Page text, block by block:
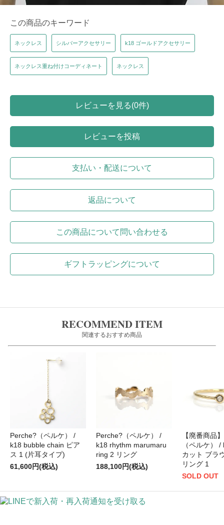
この商品のキーワード
ネックレス シルバーアクセサリー k18 ゴールドアクセサリー
ネックレス重ね付けコーディネート ネックレス
レビューを見る(0件)
レビューを投稿
支払い・配送について
返品について
この商品について問い合わせる
ギフトラッピングについて
RECOMMEND ITEM
関連するおすすめ商品
Perche?（ペルケ） /
k18 bubble chain ピア
ス 1 (片耳タイプ)
61,600円(税込)
Perche?（ペルケ） /
k18 rhythm marumaru
ring 2 リング
188,100円(税込)
【廃番商品
（ペルケ）
カット ブラ
リング 1
SOLD OUT